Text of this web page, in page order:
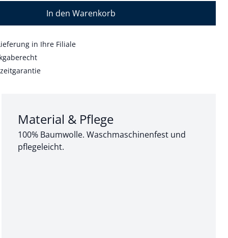
In den Warenkorb
in Ihre Filiale
Abschnitt 3 von 3:
Material & Pflege
100% Baumwolle. Waschmaschinenfest und
pflegeleicht.